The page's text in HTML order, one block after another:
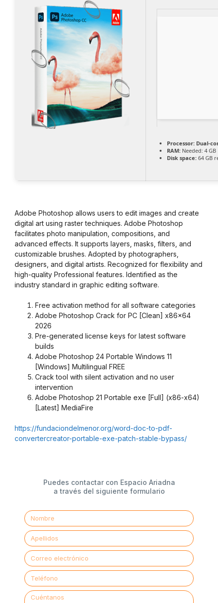
Processor: Dual-
RAM: Needed: 4 GB
Disk space: 64 GB
Adobe Photoshop allows users to edit images and create
digital art using raster techniques. Adobe Photoshop
facilitates photo manipulation, compositions, and
advanced effects. It supports layers, masks, filters, and
customizable brushes. Adopted by photographers,
designers, and digital artists. Recognized for flexibility and
high-quality Professional features. Identified as the
industry standard in graphic editing software.
Free activation method for all software categories
Adobe Photoshop Crack for PC [Clean] x86x64
2026
Pre-generated license keys for latest software
builds
Adobe Photoshop 24 Portable Windows 11
[Windows] Multilingual FREE
Crack tool with silent activation and no user
intervention
Adobe Photoshop 21 Portable exe [Full] (x86-x64)
[Latest] MediaFire
https://fundaciondelmenor.org/word-doc-to-pdf-
convertercreator-portable-exe-patch-stable-bypass/
Puedes contactar con Espacio Ariadna
a través del siguiente formulario